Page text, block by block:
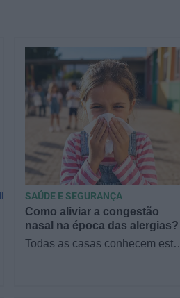
Como aliviar a congestão
nasal na época das alergias?
Todas as casas conhecem este
SAÚDE E SEGURANÇA